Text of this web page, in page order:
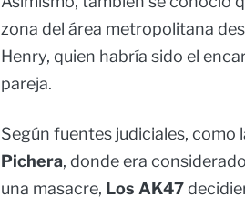
zona del área metropolitana
Henry, quien habría sido el
pareja.
Según fuentes judiciales, como
Pichera, donde era
una masacre, Los AK47